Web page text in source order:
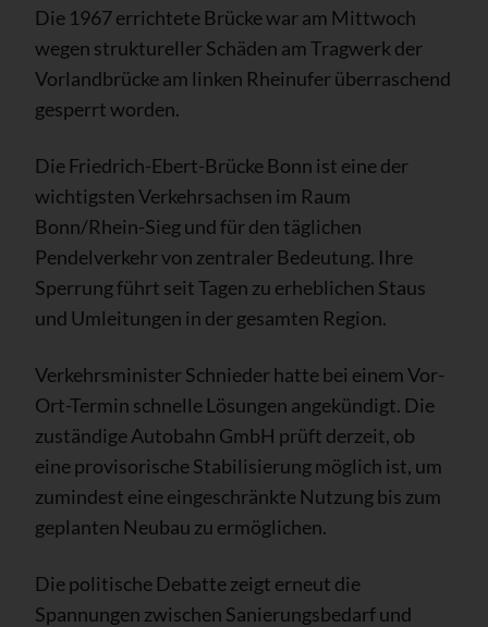
Die 1967 errichtete Brücke war am Mittwoch
wegen struktureller Schäden am Tragwerk der
Vorlandbrücke am linken Rheinufer überraschend
gesperrt worden.
Die Friedrich-Ebert-Brücke Bonn ist eine der
wichtigsten Verkehrsachsen im Raum
Bonn/Rhein-Sieg und für den täglichen
Pendelverkehr von zentraler Bedeutung. Ihre
Sperrung führt seit Tagen zu erheblichen Staus
und Umleitungen in der gesamten Region.
Verkehrsminister Schnieder hatte bei einem Vor-
Ort-Termin schnelle Lösungen angekündigt. Die
zuständige Autobahn GmbH prüft derzeit, ob
eine provisorische Stabilisierung möglich ist, um
zumindest eine eingeschränkte Nutzung bis zum
geplanten Neubau zu ermöglichen.
Die politische Debatte zeigt erneut die
Spannungen zwischen Sanierungsbedarf und